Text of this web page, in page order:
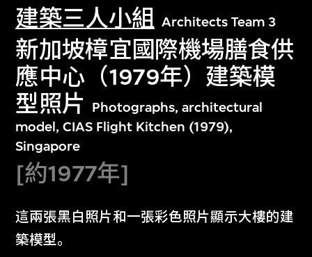
建築三人小組 Architects Team 3
新加坡樟宜國際機場膳食供
應中心（1979年）建築模
型照片 Photographs, architectural
model, CIAS Flight Kitchen (1979),
Singapore
[約1977年]
這兩張黑白照片和一張彩色照片顯示大樓的建
築模型。